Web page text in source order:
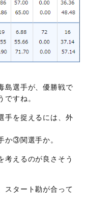
島選手が、優勝戦で
ですね。
手を捉えるには、外
か③関選手か。
考えるのが良さそう
スタート勘が合って